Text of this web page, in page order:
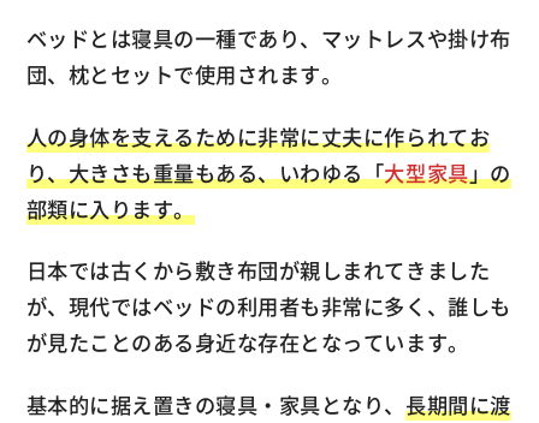
ベッドとは寝具の一種であり、マットレスや掛け布
団、枕とセットで使用されます。
人の身体を支えるために非常に丈夫に作られてお
り、大きさも重量もある、いわゆる「大型家具」の
部類に入ります。
日本では古くから敷き布団が親しまれてきました
が、現代ではベッドの利用者も非常に多く、誰しも
が見たことのある身近な存在となっています。
基本的に据え置きの寝具・家具となり、 長期間に渡